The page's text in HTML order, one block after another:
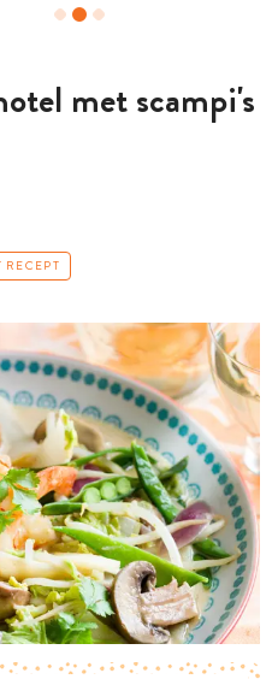
met scampi's
RECEPT